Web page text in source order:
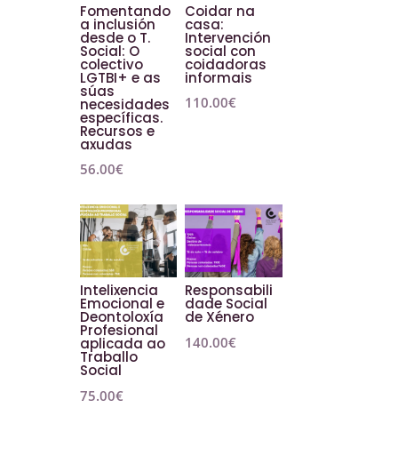
Fomentando
a inclusión
desde o T.
Social: O
colectivo
LGTBI+ e as
súas
necesidades
específicas.
Recursos e
axudas
56.00€
Coidar na
casa:
Intervención
social con
coidadoras
informais
110.00€
Intelixencia
Emocional e
Deontoloxía
Profesional
aplicada ao
Traballo
Social
75.00€
Responsabili
dade Social
de Xénero
140.00€